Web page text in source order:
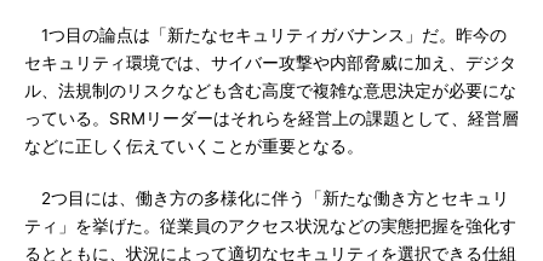
1つ目の論点は「新たなセキュリティガバナンス」だ。昨今の
セキュリティ環境では、サイバー攻撃や内部脅威に加え、デジタ
ル、法規制のリスクなども含む高度で複雑な意思決定が必要にな
っている。SRMリーダーはそれらを経営上の課題として、経営層
などに正しく伝えていくことが重要となる。
2つ目には、働き方の多様化に伴う「新たな働き方とセキュリ
ティ」を挙げた。従業員のアクセス状況などの実態把握を強化す
るとともに、状況によって適切なセキュリティを選択できる仕組